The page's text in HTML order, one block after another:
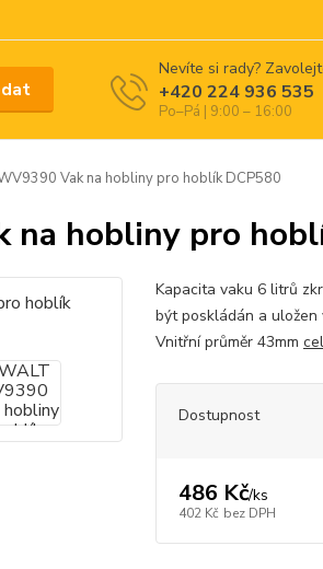
Nevíte si rady?
+420 224 936 535
Po–Pá | 9:00 – 16:00
Vak na hobliny pro hoblík DCP580
na hobliny pro
Kapacita vaku 6 litrů
být poskládán a
Vnitřní průměr 43mm
Dostupnost
486 Kč/ks
402 Kč bez DPH